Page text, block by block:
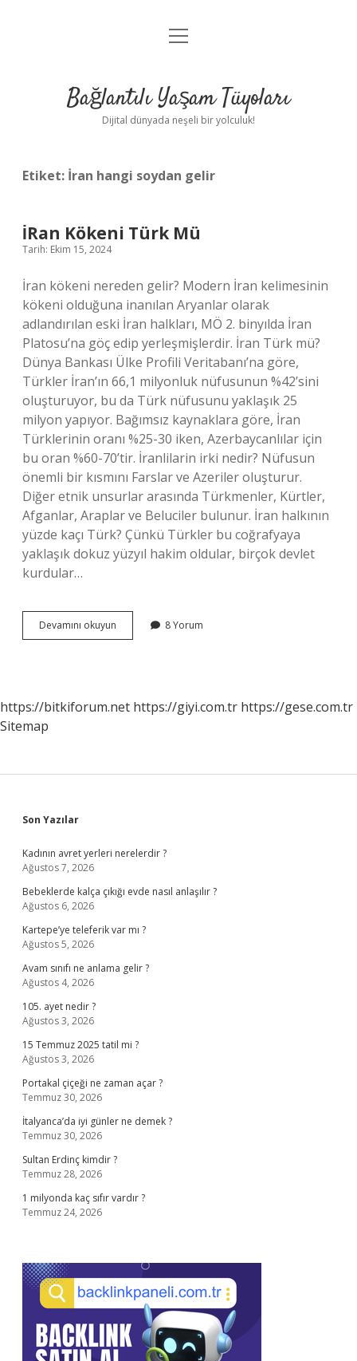
Anasayfa
Yasal Uyarı
menüyü
Bağlantılı Yaşam Tüyoları
Dijital dünyada neşeli bir yolculuk!
Etiket: İran hangi soydan gelir
İRan Kökeni Türk Mü
Tarih: Ekim 15, 2024
İran kökeni nereden gelir? Modern İran kelimesinin
kökeni olduğuna inanılan Aryanlar olarak
adlandırılan eski İran halkları, MÖ 2. binyılda İran
Platosu’na göç edip yerleşmişlerdir. İran Türk mü?
Dünya Bankası Ülke Profili Veritabanı’na göre,
Türkler İran’ın 66,1 milyonluk nüfusunun %42’sini
oluşturuyor, bu da Türk nüfusunu yaklaşık 25
milyon yapıyor. Bağımsız kaynaklara göre, İran
Türklerinin oranı %25-30 iken, Azerbaycanlılar için
bu oran %60-70’tir. İranlilarin irki nedir? Nüfusun
önemli bir kısmını Farslar ve Azeriler oluşturur.
Diğer etnik unsurlar arasında Türkmenler, Kürtler,
Afganlar, Araplar ve Beluciler bulunur. İran halkının
yüzde kaçı Türk? Çünkü Türkler bu coğrafyaya
yaklaşık dokuz yüzyıl hakim oldular, birçok devlet
kurdular…
Devamını okuyun
Kökeni
8 Yorum
https://bitkiforum.net https://giyi.com.tr https://gese.com.tr
Sitemap
Sidebar
Son Yazılar
Kadının avret yerleri nerelerdir ?
Ağustos 7, 2026
Bebeklerde kalça çıkığı evde nasıl anlaşılır ?
Ağustos 6, 2026
Kartepe’ye teleferik var mı ?
Ağustos 5, 2026
Avam sınıfı ne anlama gelir ?
Ağustos 4, 2026
105. ayet nedir ?
Ağustos 3, 2026
15 Temmuz 2025 tatil mi ?
Ağustos 3, 2026
Portakal çiçeği ne zaman açar ?
Temmuz 30, 2026
İtalyanca’da iyi günler ne demek ?
Temmuz 30, 2026
Sultan Erdinç kimdir ?
Temmuz 28, 2026
1 milyonda kaç sıfır vardır ?
Temmuz 24, 2026